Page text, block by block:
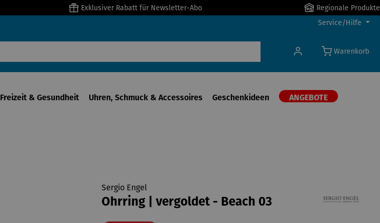
Exklusiver Rabatt für Newsletter-Abo
Regionale Produkte
Service/Hilfe
Warenkorb
Freizeit & Gesundheit Uhren, Schmuck & Accessoires Geschenkideen ANGEBOTE
Sergio Engel
Ohrring | vergoldet - Beach 03